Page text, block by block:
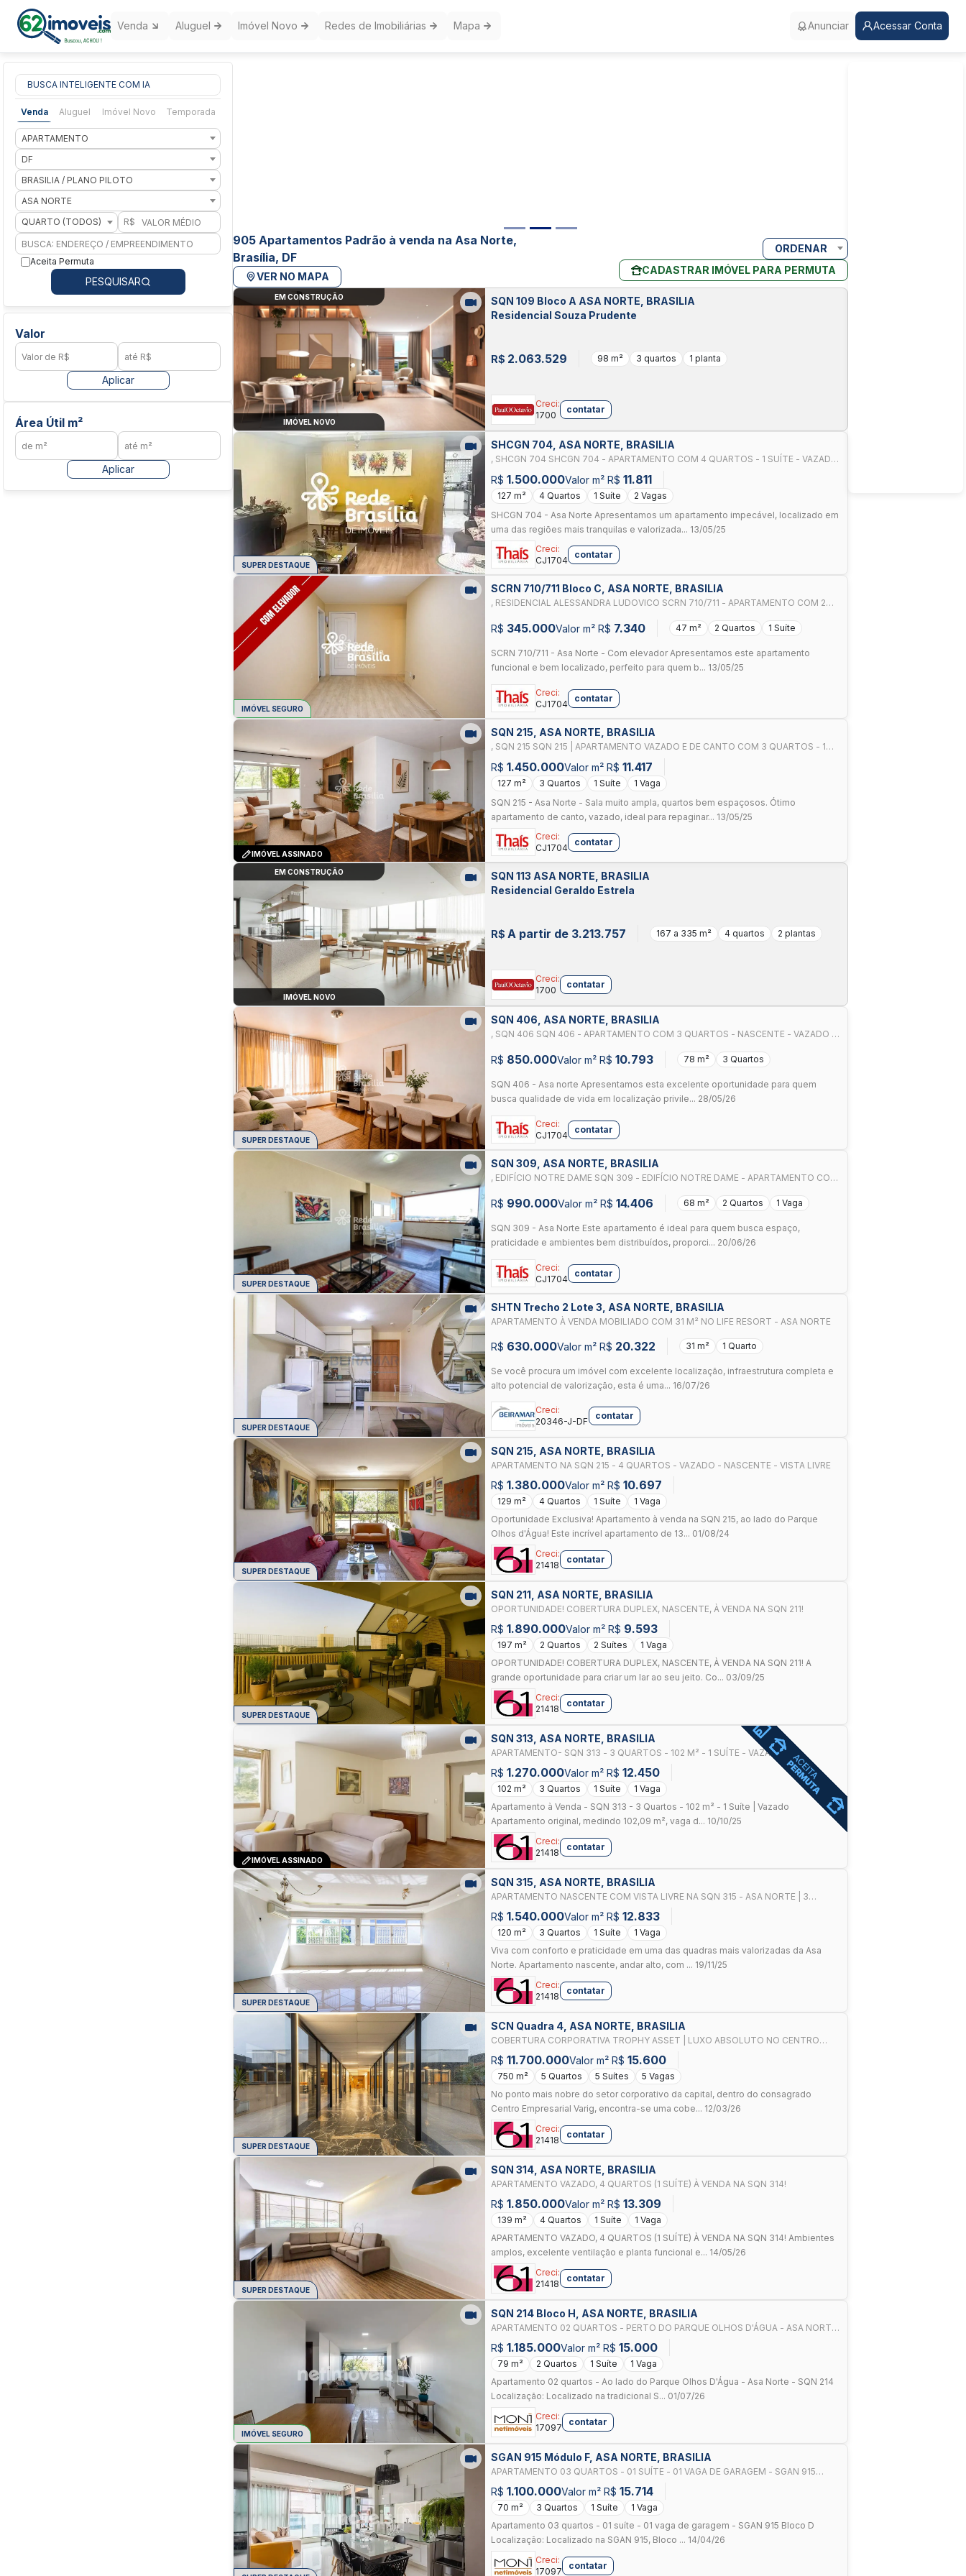
Venda Aluguel Imóvel Novo Redes de Imobiliárias Mapa Anunciar Acessar Conta
BUSCA INTELIGENTE COM IA
Venda Aluguel Imóvel Novo Temporada
APARTAMENTO
DF
BRASILIA / PLANO PILOTO
ASA NORTE
QUARTO (TODOS)
R$
Aceita Permuta
PESQUISAR
Valor
Aplicar
Área Útil m²
Aplicar
905 Apartamentos Padrão à venda na Asa Norte,
Brasília, DF
VER NO MAPA
ORDENAR
CADASTRAR IMÓVEL PARA PERMUTA
EM CONSTRUÇÃO
IMÓVEL NOVO
SQN 109 Bloco A ASA NORTE, BRASILIA
Residencial Souza Prudente
R$ 2.063.529 98 m² 3 quartos 1 planta
Creci:
1700
contatar
SUPER DESTAQUE
SHCGN 704, ASA NORTE, BRASILIA
, SHCGN 704 SHCGN 704 - APARTAMENTO COM 4 QUARTOS - 1 SUÍTE - VAZADO
- 2 VAGAS - ASA NORTE
R$ 1.500.000Valor m² R$ 11.811
127 m² 4 Quartos 1 Suíte
2 Vagas
SHCGN 704 - Asa Norte Apresentamos um apartamento impecável, localizado em
uma das regiões mais tranquilas e valorizada... 13/05/25
Creci:
CJ1704
contatar
IMÓVEL SEGURO
SCRN 710/711 Bloco C, ASA NORTE, BRASILIA
, RESIDENCIAL ALESSANDRA LUDOVICO SCRN 710/711 - APARTAMENTO COM 2
R$ 345.000Valor m² R$ 7.340 47 m² 2 Quartos 1 Suíte
SCRN 710/711 - Asa Norte - Com elevador Apresentamos este apartamento
funcional e bem localizado, perfeito para quem b... 13/05/25
Creci:
CJ1704
contatar
IMÓVEL ASSINADO
SQN 215, ASA NORTE, BRASILIA
, SQN 215 SQN 215 | APARTAMENTO VAZADO E DE CANTO COM 3 QUARTOS - 1
SUÍTE - 1 VAGA - ELEVADOR - ACEITA FINANCI
R$ 1.450.000Valor m² R$ 11.417
127 m² 3 Quartos 1 Suíte
1 Vaga
SQN 215 - Asa Norte - Sala muito ampla, quartos bem espaçosos. Ótimo
apartamento de canto, vazado, ideal para repaginar... 13/05/25
Creci:
CJ1704
contatar
EM CONSTRUÇÃO
IMÓVEL NOVO
SQN 113 ASA NORTE, BRASILIA
Residencial Geraldo Estrela
R$ A partir de 3.213.757 167 a 335 m² 4 quartos 2 plantas
Creci:
1700
contatar
SUPER DESTAQUE
SQN 406, ASA NORTE, BRASILIA
, SQN 406 SQN 406 - APARTAMENTO COM 3 QUARTOS - NASCENTE - VAZADO -
R$ 850.000Valor m² R$ 10.793 78 m² 3 Quartos
SQN 406 - Asa norte Apresentamos esta excelente oportunidade para quem
busca qualidade de vida em localização privile... 28/05/26
Creci:
CJ1704
contatar
SUPER DESTAQUE
SQN 309, ASA NORTE, BRASILIA
, EDIFÍCIO NOTRE DAME SQN 309 - EDIFÍCIO NOTRE DAME - APARTAMENTO COM
R$ 990.000Valor m² R$ 14.406 68 m² 2 Quartos 1 Vaga
SQN 309 - Asa Norte Este apartamento é ideal para quem busca espaço,
praticidade e ambientes bem distribuídos, proporci... 20/06/26
Creci:
CJ1704
contatar
SUPER DESTAQUE
SHTN Trecho 2 Lote 3, ASA NORTE, BRASILIA
APARTAMENTO À VENDA MOBILIADO COM 31 M² NO LIFE RESORT - ASA NORTE
R$ 630.000Valor m² R$ 20.322 31 m² 1 Quarto
Se você procura um imóvel com excelente localização, infraestrutura completa e
alto potencial de valorização, esta é uma... 16/07/26
Creci:
20346-J-DF
contatar
SUPER DESTAQUE
SQN 215, ASA NORTE, BRASILIA
APARTAMENTO NA SQN 215 - 4 QUARTOS - VAZADO - NASCENTE - VISTA LIVRE
R$ 1.380.000Valor m² R$ 10.697
129 m² 4 Quartos 1 Suíte
1 Vaga
Oportunidade Exclusiva! Apartamento à venda na SQN 215, ao lado do Parque
Olhos d'Água! Este incrível apartamento de 13... 01/08/24
Creci:
21418
contatar
SUPER DESTAQUE
SQN 211, ASA NORTE, BRASILIA
OPORTUNIDADE! COBERTURA DUPLEX, NASCENTE, À VENDA NA SQN 211!
R$ 1.890.000Valor m² R$ 9.593
197 m² 2 Quartos 2 Suítes
1 Vaga
OPORTUNIDADE! COBERTURA DUPLEX, NASCENTE, À VENDA NA SQN 211! A
grande oportunidade para criar um lar ao seu jeito. Co... 03/09/25
Creci:
21418
contatar
IMÓVEL ASSINADO
SQN 313, ASA NORTE, BRASILIA
APARTAMENTO- SQN 313 - 3 QUARTOS - 102 M² - 1 SUÍTE - VAZADO
R$ 1.270.000Valor m² R$ 12.450
102 m² 3 Quartos 1 Suíte
1 Vaga
Apartamento à Venda - SQN 313 - 3 Quartos - 102 m² - 1 Suíte | Vazado
Apartamento original, medindo 102,09 m², vaga d... 10/10/25
Creci:
21418
contatar
SUPER DESTAQUE
SQN 315, ASA NORTE, BRASILIA
APARTAMENTO NASCENTE COM VISTA LIVRE NA SQN 315 - ASA NORTE | 3
QUARTOS + SUÍTE + 1 VAGA
R$ 1.540.000Valor m² R$ 12.833
120 m² 3 Quartos 1 Suíte
1 Vaga
Viva com conforto e praticidade em uma das quadras mais valorizadas da Asa
Norte. Apartamento nascente, andar alto, com ... 19/11/25
Creci:
21418
contatar
SUPER DESTAQUE
SCN Quadra 4, ASA NORTE, BRASILIA
COBERTURA CORPORATIVA TROPHY ASSET | LUXO ABSOLUTO NO CENTRO
EMPRESARIAL VARIG
R$ 11.700.000Valor m² R$ 15.600
750 m² 5 Quartos 5 Suítes
5 Vagas
No ponto mais nobre do setor corporativo da capital, dentro do consagrado
Centro Empresarial Varig, encontra-se uma cobe... 12/03/26
Creci:
21418
contatar
SUPER DESTAQUE
SQN 314, ASA NORTE, BRASILIA
APARTAMENTO VAZADO, 4 QUARTOS (1 SUÍTE) À VENDA NA SQN 314!
R$ 1.850.000Valor m² R$ 13.309
139 m² 4 Quartos 1 Suíte
1 Vaga
APARTAMENTO VAZADO, 4 QUARTOS (1 SUÍTE) À VENDA NA SQN 314! Ambientes
amplos, excelente ventilação e planta funcional e... 14/05/26
Creci:
21418
contatar
IMÓVEL SEGURO
SQN 214 Bloco H, ASA NORTE, BRASILIA
APARTAMENTO 02 QUARTOS - PERTO DO PARQUE OLHOS D'ÁGUA - ASA NORTE
- SQN 214
R$ 1.185.000Valor m² R$ 15.000
79 m² 2 Quartos 1 Suíte
1 Vaga
Apartamento 02 quartos - Ao lado do Parque Olhos D'Água - Asa Norte - SQN 214
Localização: Localizado na tradicional S... 01/07/26
Creci:
17097
contatar
SGAN 915 Módulo F, ASA NORTE, BRASILIA
APARTAMENTO 03 QUARTOS - 01 SUÍTE - 01 VAGA DE GARAGEM - SGAN 915
BLOCO D
R$ 1.100.000Valor m² R$ 15.714
70 m² 3 Quartos 1 Suíte
1 Vaga
Apartamento 03 quartos - 01 suíte - 01 vaga de garagem - SGAN 915 Bloco D
Localização: Localizado na SGAN 915, Bloco ... 14/04/26
Creci:
17097
contatar